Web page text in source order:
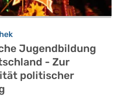
Jugendbildung
- Zur
politischer